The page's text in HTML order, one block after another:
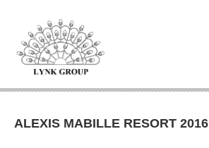
ALEXIS MABILLE RESORT 2016